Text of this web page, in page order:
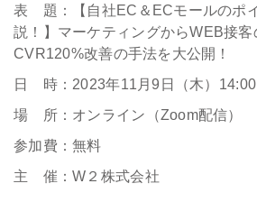
表 題：【自社EC＆ECモールのポ
説！】マーケティングからWEB接
CVR120%改善の手法を大公開！
日 時：2023年11月9日（木）
場 所：オンライン（Zoom配信）
参加費：無料
主 催：W２株式会社